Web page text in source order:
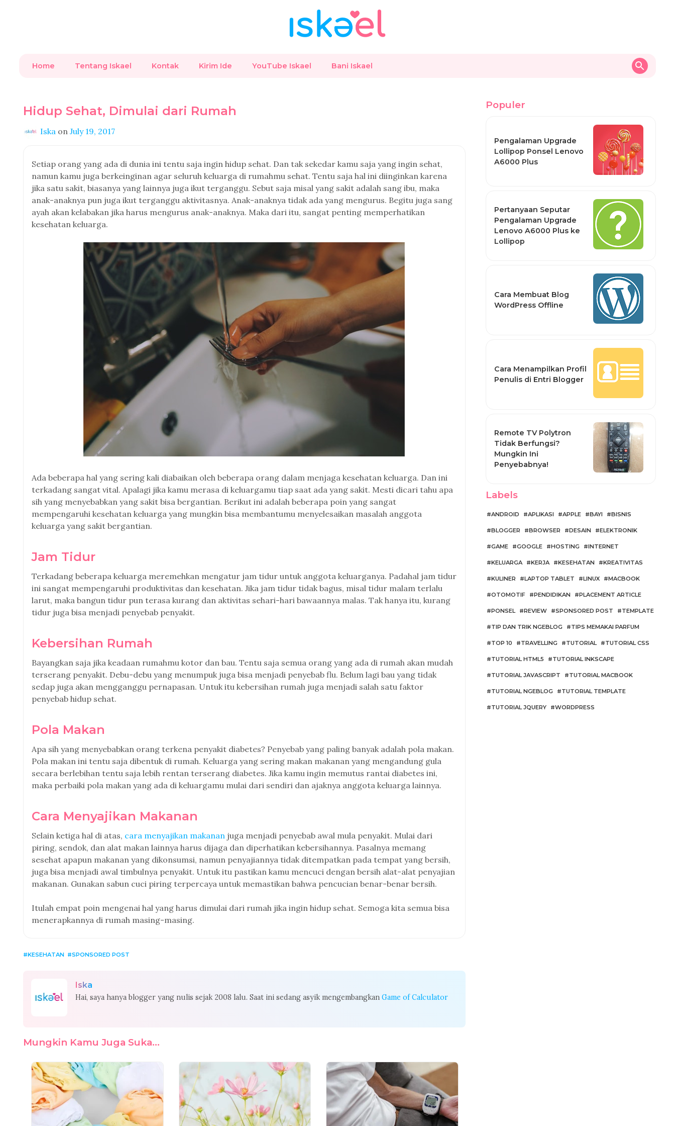
Home Tentang Iskael Kontak Kirim Ide YouTube Iskael Bani Iskael
Hidup Sehat, Dimulai dari Rumah
Iska on July 19, 2017
Setiap orang yang ada di dunia ini tentu saja ingin hidup sehat. Dan tak sekedar kamu saja yang ingin sehat,
namun kamu juga berkeinginan agar seluruh keluarga di rumahmu sehat. Tentu saja hal ini diinginkan karena
jika satu sakit, biasanya yang lainnya juga ikut terganggu. Sebut saja misal yang sakit adalah sang ibu, maka
anak-anaknya pun juga ikut terganggu aktivitasnya. Anak-anaknya tidak ada yang mengurus. Begitu juga sang
ayah akan kelabakan jika harus mengurus anak-anaknya. Maka dari itu, sangat penting memperhatikan
kesehatan keluarga.
Ada beberapa hal yang sering kali diabaikan oleh beberapa orang dalam menjaga kesehatan keluarga. Dan ini
terkadang sangat vital. Apalagi jika kamu merasa di keluargamu tiap saat ada yang sakit. Mesti dicari tahu apa
sih yang menyebabkan yang sakit bisa bergantian. Berikut ini adalah beberapa poin yang sangat
mempengaruhi kesehatan keluarga yang mungkin bisa membantumu menyelesaikan masalah anggota
keluarga yang sakit bergantian.
Jam Tidur
Terkadang beberapa keluarga meremehkan mengatur jam tidur untuk anggota keluarganya. Padahal jam tidur
ini sangat mempengaruhi produktivitas dan kesehatan. Jika jam tidur tidak bagus, misal tidur malam terlalu
larut, maka bangun tidur pun terasa kurang dan aktivitas sehari-hari bawaannya malas. Tak hanya itu, kurang
tidur juga bisa menjadi penyebab penyakit.
Kebersihan Rumah
Bayangkan saja jika keadaan rumahmu kotor dan bau. Tentu saja semua orang yang ada di rumah akan mudah
terserang penyakit. Debu-debu yang menumpuk juga bisa menjadi penyebab flu. Belum lagi bau yang tidak
sedap juga akan mengganggu pernapasan. Untuk itu kebersihan rumah juga menjadi salah satu faktor
penyebab hidup sehat.
Pola Makan
Apa sih yang menyebabkan orang terkena penyakit diabetes? Penyebab yang paling banyak adalah pola makan.
Pola makan ini tentu saja dibentuk di rumah. Keluarga yang sering makan makanan yang mengandung gula
secara berlebihan tentu saja lebih rentan terserang diabetes. Jika kamu ingin memutus rantai diabetes ini,
maka perbaiki pola makan yang ada di keluargamu mulai dari sendiri dan ajaknya anggota keluarga lainnya.
Cara Menyajikan Makanan
Selain ketiga hal di atas, cara menyajikan makanan juga menjadi penyebab awal mula penyakit. Mulai dari
piring, sendok, dan alat makan lainnya harus dijaga dan diperhatikan kebersihannya. Pasalnya memang
sesehat apapun makanan yang dikonsumsi, namun penyajiannya tidak ditempatkan pada tempat yang bersih,
juga bisa menjadi awal timbulnya penyakit. Untuk itu pastikan kamu mencuci dengan bersih alat-alat penyajian
makanan. Gunakan sabun cuci piring terpercaya untuk memastikan bahwa pencucian benar-benar bersih.
Itulah empat poin mengenai hal yang harus dimulai dari rumah jika ingin hidup sehat. Semoga kita semua bisa
menerapkannya di rumah masing-masing.
KESEHATAN SPONSORED POST
Iska
Hai, saya hanya blogger yang nulis sejak 2008 lalu. Saat ini sedang asyik mengembangkan Game of Calculator
Mungkin Kamu Juga Suka...
Populer
Pengalaman Upgrade
Lollipop Ponsel Lenovo
A6000 Plus
Pertanyaan Seputar
Pengalaman Upgrade
Lenovo A6000 Plus ke
Lollipop
Cara Membuat Blog
WordPress Offline
Cara Menampilkan Profil
Penulis di Entri Blogger
Remote TV Polytron
Tidak Berfungsi?
Mungkin Ini
Penyebabnya!
Labels
ANDROID APLIKASI APPLE BAYI BISNIS
BLOGGER BROWSER DESAIN ELEKTRONIK
GAME GOOGLE HOSTING INTERNET
KELUARGA KERJA KESEHATAN KREATIVITAS
KULINER LAPTOP TABLET LINUX MACBOOK
OTOMOTIF PENDIDIKAN PLACEMENT ARTICLE
PONSEL REVIEW SPONSORED POST TEMPLATE
TIP DAN TRIK NGEBLOG TIPS MEMAKAI PARFUM
TOP 10 TRAVELLING TUTORIAL TUTORIAL CSS
TUTORIAL HTML5 TUTORIAL INKSCAPE
TUTORIAL JAVASCRIPT TUTORIAL MACBOOK
TUTORIAL NGEBLOG TUTORIAL TEMPLATE
TUTORIAL JQUERY WORDPRESS